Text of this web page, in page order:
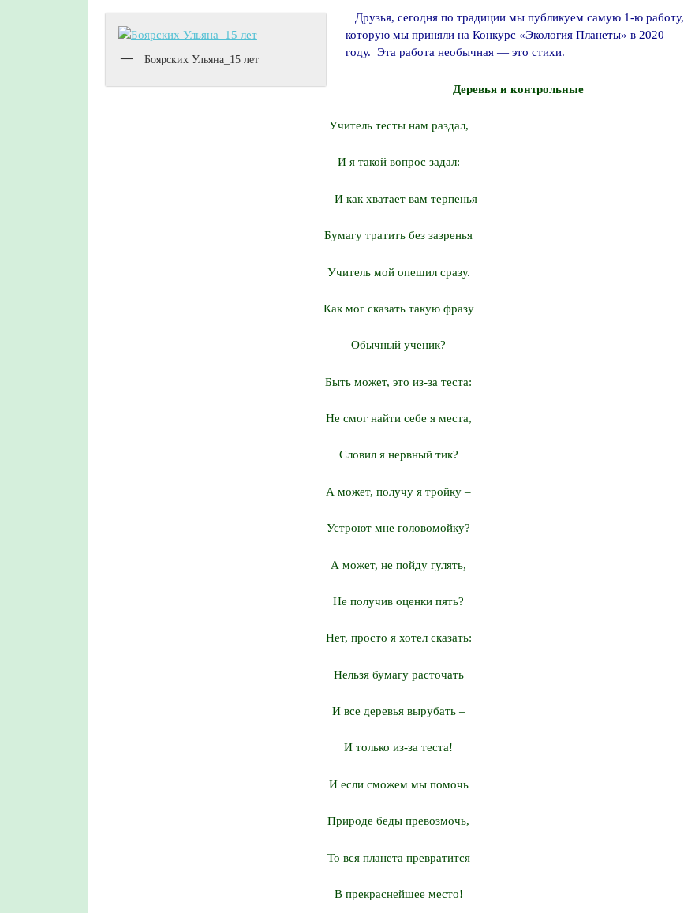
Боярских Ульяна_15 лет
Друзья, сегодня по традиции мы публикуем самую 1-ю работу,
которую мы приняли на Конкурс «Экология Планеты» в 2020
году. Эта работа необычная — это стихи.
Деревья и контрольные
Учитель тесты нам раздал,
И я такой вопрос задал:
— И как хватает вам терпенья
Бумагу тратить без зазренья
Учитель мой опешил сразу.
Как мог сказать такую фразу
Обычный ученик?
Быть может, это из-за теста:
Не смог найти себе я места,
Словил я нервный тик?
А может, получу я тройку –
Устроют мне головомойку?
А может, не пойду гулять,
Не получив оценки пять?
Нет, просто я хотел сказать:
Нельзя бумагу расточать
И все деревья вырубать –
И только из-за теста!
И если сможем мы помочь
Природе беды превозмочь,
То вся планета превратится
В прекраснейшее место!